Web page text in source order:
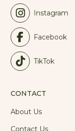
Instagram
Facebook
TikTok
CONTACT
About Us
Contact Us